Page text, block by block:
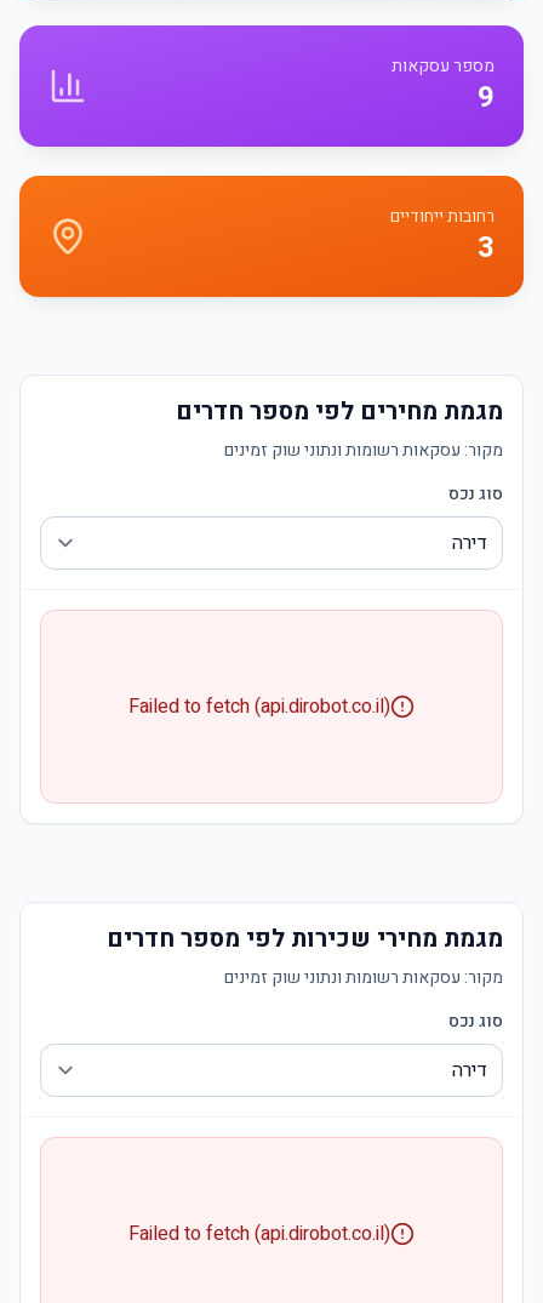
מספר עסקאות
9
רחובות ייחודיים
3
מגמת מחירים לפי מספר חדרים
מקור: עסקאות רשומות ונתוני שוק זמינים
סוג נכס
Failed to fetch (api.dirobot.co.il)
מגמת מחירי שכירות לפי מספר חדרים
מקור: עסקאות רשומות ונתוני שוק זמינים
סוג נכס
Failed to fetch (api.dirobot.co.il)